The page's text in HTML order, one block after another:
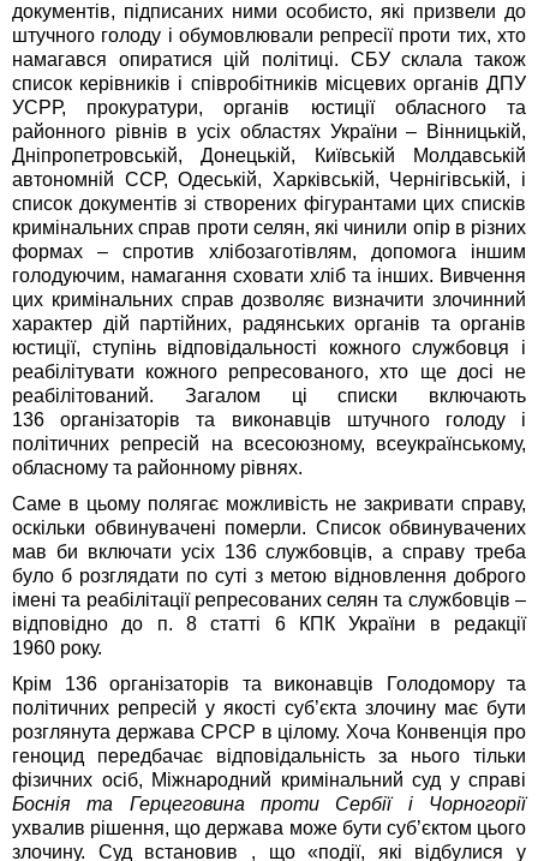
документів, підписаних ними особисто, які призвели до
штучного голоду і обумовлювали репресії проти тих, хто
намагався опиратися цій політиці. СБУ склала також
список керівників і співробітників місцевих органів ДПУ
УСРР, прокуратури, органів юстиції обласного та
районного рівнів в усіх областях України – Вінницькій,
Дніпропетровській, Донецькій, Київській Молдавській
автономній ССР, Одеській, Харківській, Чернігівській, і
список документів зі створених фігурантами цих списків
кримінальних справ проти селян, які чинили опір в різних
формах – спротив хлібозаготівлям, допомога іншим
голодуючим, намагання сховати хліб та інших. Вивчення
цих кримінальних справ дозволяє визначити злочинний
характер дій партійних, радянських органів та органів
юстиції, ступінь відповідальності кожного службовця і
реабілітувати кожного репресованого, хто ще досі не
реабілітований. Загалом ці списки включають
136 організаторів та виконавців штучного голоду і
політичних репресій на всесоюзному, всеукраїнському,
обласному та районному рівнях.
Саме в цьому полягає можливість не закривати справу,
оскільки обвинувачені померли. Список обвинувачених
мав би включати усіх 136 службовців, а справу треба
було б розглядати по суті з метою відновлення доброго
імені та реабілітації репресованих селян та службовців –
відповідно до п. 8 статті 6 КПК України в редакції
1960 року.
Крім 136 організаторів та виконавців Голодомору та
політичних репресій у якості суб’єкта злочину має бути
розглянута держава СРСР в цілому. Хоча Конвенція про
геноцид передбачає відповідальність за нього тільки
фізичних осіб, Міжнародний кримінальний суд у справі
Боснія та Герцеговина проти Сербії і Чорногорії
ухвалив рішення, що держава може бути суб’єктом цього
злочину. Суд встановив , що «події, які відбулися у